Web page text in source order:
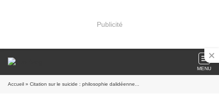
Publicité
MENU
Accueil » Citation sur le suicide : philosophie dalidéenne...